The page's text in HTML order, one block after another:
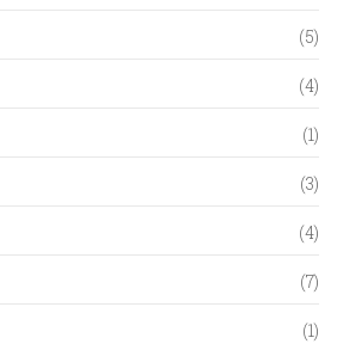
(5)
(4)
(1)
(3)
(4)
(7)
(1)